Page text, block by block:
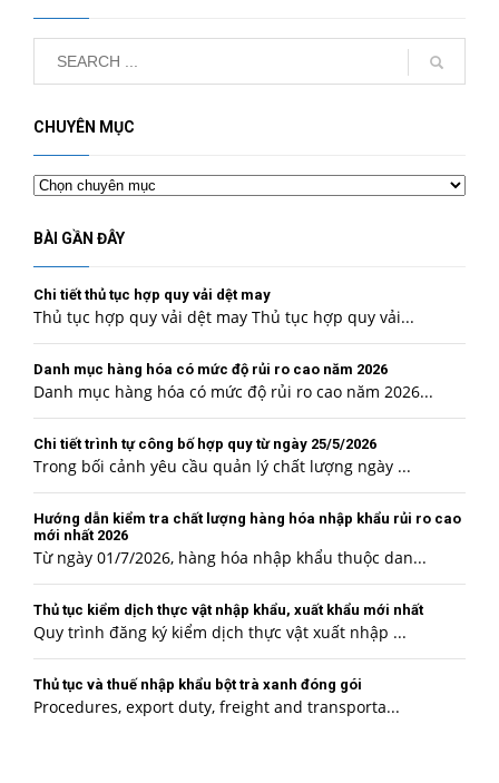
CHUYÊN MỤC
Chuyên
mục
BÀI GẦN ĐÂY
Chi tiết thủ tục hợp quy vải dệt may
Thủ tục hợp quy vải dệt may Thủ tục hợp quy vải...
Danh mục hàng hóa có mức độ rủi ro cao năm 2026
Danh mục hàng hóa có mức độ rủi ro cao năm 2026...
Chi tiết trình tự công bố hợp quy từ ngày 25/5/2026
Trong bối cảnh yêu cầu quản lý chất lượng ngày ...
Hướng dẫn kiểm tra chất lượng hàng hóa nhập khẩu rủi ro cao
mới nhất 2026
Từ ngày 01/7/2026, hàng hóa nhập khẩu thuộc dan...
Thủ tục kiểm dịch thực vật nhập khẩu, xuất khẩu mới nhất
Quy trình đăng ký kiểm dịch thực vật xuất nhập ...
Thủ tục và thuế nhập khẩu bột trà xanh đóng gói
Procedures, export duty, freight and transporta...